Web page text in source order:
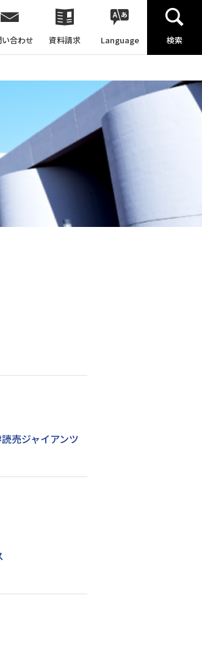
合わせ 資料請求 Language 検索
売ジャイアンツ